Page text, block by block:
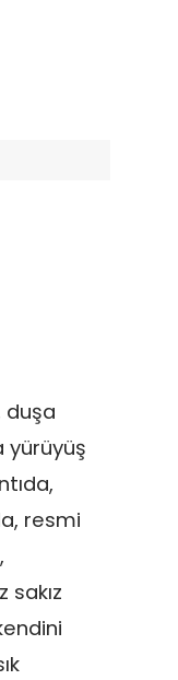
duşa
yürüyüş
resmi